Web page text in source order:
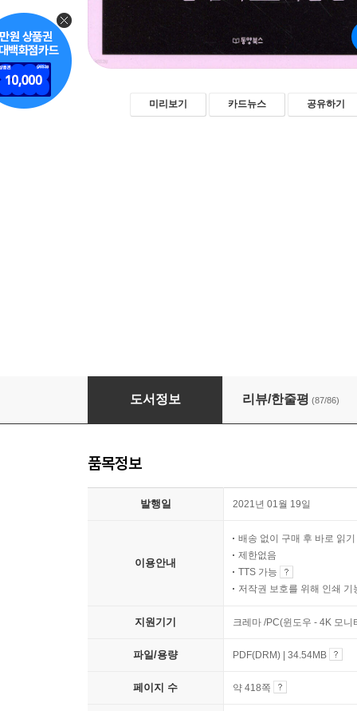
미리보기 카드뉴스 공유하기
90일 밤의 미술관
도서정보 리뷰/한줄평 (87/86)
품목정보
발행일 2021년 01월 19일
이용안내
배송 없이 구매 후 바로 읽기
제한없음
TTS 가능
저작권 보호를 위해 인쇄 기
지원기기 크레마 /PC(윈도우 - 4K 모
파일/용량 PDF(DRM) | 34.54MB
페이지 수 약 418쪽